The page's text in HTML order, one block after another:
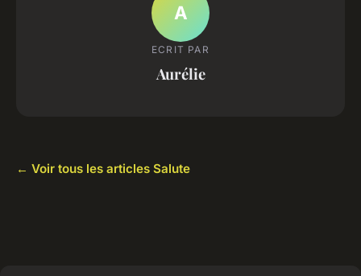
A
ECRIT PAR
Aurélie
← Voir tous les articles Salute